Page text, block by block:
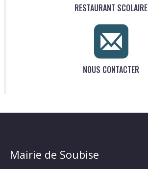
RESTAURANT SCOLAIRE
NOUS CONTACTER
Mairie de Soubise